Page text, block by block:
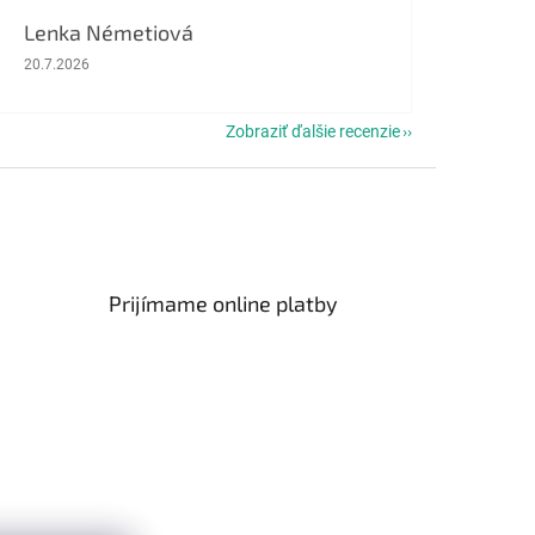
Lenka Németiová
Hodnotenie obchodu je 5 z 5 hviezdičiek.
20.7.2026
Zobraziť ďalšie recenzie
Prijímame online platby